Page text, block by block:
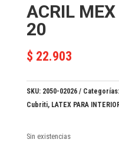
ACRIL
20
$ 22.903
SKU: 2050-02026 Categorías:
Cubriti, LATEX PARA
Sin existencias